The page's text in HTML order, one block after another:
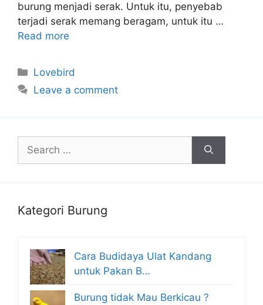
burung menjadi serak. Untuk itu, penyebab
terjadi serak memang beragam, untuk itu …
Read more
Categories
Lovebird
Leave a comment
Search
for:
Kategori Burung
Cara Budidaya Ulat Kandang
untuk Pakan B…
Burung tidak Mau Berkicau ?